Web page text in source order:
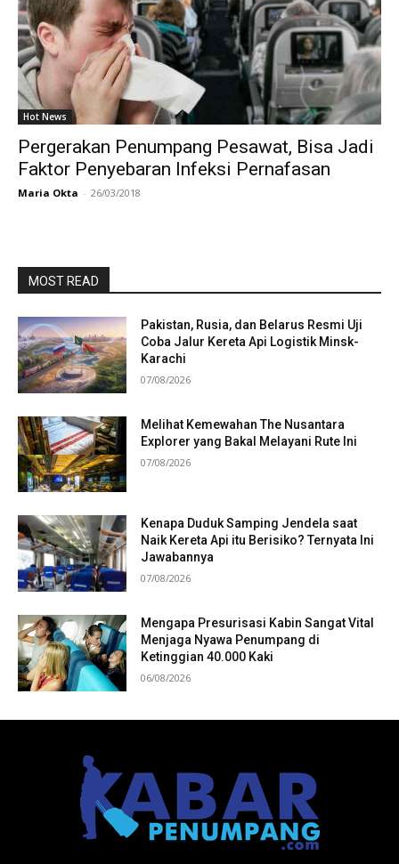
Hot News
Pergerakan Penumpang Pesawat, Bisa Jadi
Faktor Penyebaran Infeksi Pernafasan
Maria Okta - 26/03/2018
MOST READ
Pakistan, Rusia, dan Belarus Resmi Uji
Coba Jalur Kereta Api Logistik Minsk-
Karachi
07/08/2026
Melihat Kemewahan The Nusantara
Explorer yang Bakal Melayani Rute Ini
07/08/2026
Kenapa Duduk Samping Jendela saat
Naik Kereta Api itu Berisiko? Ternyata Ini
Jawabannya
07/08/2026
Mengapa Presurisasi Kabin Sangat Vital
Menjaga Nyawa Penumpang di
Ketinggian 40.000 Kaki
06/08/2026